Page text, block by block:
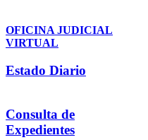
OFICINA JUDICIAL
VIRTUAL
Estado Diario
Consulta de
Expedientes